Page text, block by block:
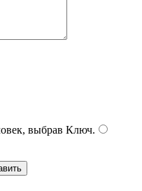
выбрав Ключ.